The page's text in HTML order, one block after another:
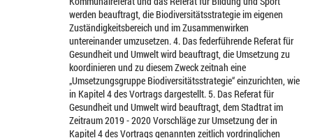
werden beauftragt, die Biodiversitätsstrategie im eigenen
Zuständigkeitsbereich und im Zusammenwirken
untereinander umzusetzen. 4. Das federführende Referat für
Gesundheit und Umwelt wird beauftragt, die Umsetzung zu
koordinieren und zu diesem Zweck zeitnah eine
„Umsetzungsgruppe Biodiversitätsstrategie“ einzurichten, wie
in Kapitel 4 des Vortrags dargestellt. 5. Das Referat für
Gesundheit und Umwelt wird beauftragt, dem Stadtrat im
Zeitraum 2019 - 2020 Vorschläge zur Umsetzung der in
Kapitel 4 des Vortrags genannten zeitlich vordringlichen